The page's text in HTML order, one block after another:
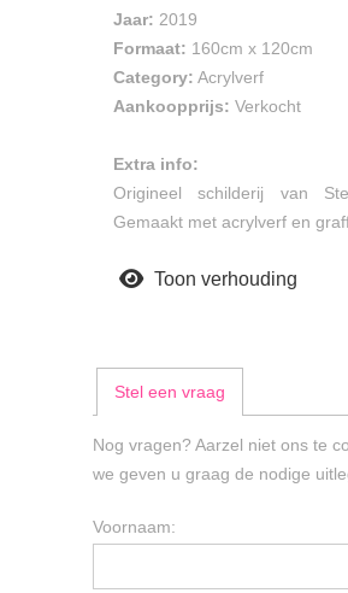
Jaar: 2019
Formaat: 160cm x 120cm
Category: Acrylverf
Aankoopprijs: Verkocht
Extra info:
Origineel schilderij van
Gemaakt met acrylverf en
Toon verhouding
Stel een vraag
Nog vragen? Aarzel niet ons te
we geven u graag de nodige
Voornaam: